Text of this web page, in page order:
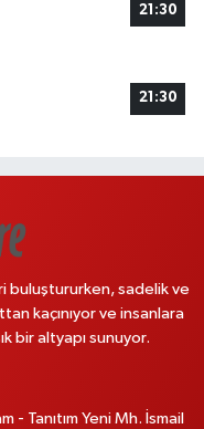
21:30
21:30
buluştururken, sadelik ve
kaçınıyor ve insanlara
bir altyapı sunuyor.
- Tanıtım Yeni Mh. İsmail